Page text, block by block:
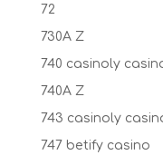
72
730A Z
740 casinoly
740A Z
743 casinoly
747 betify casino